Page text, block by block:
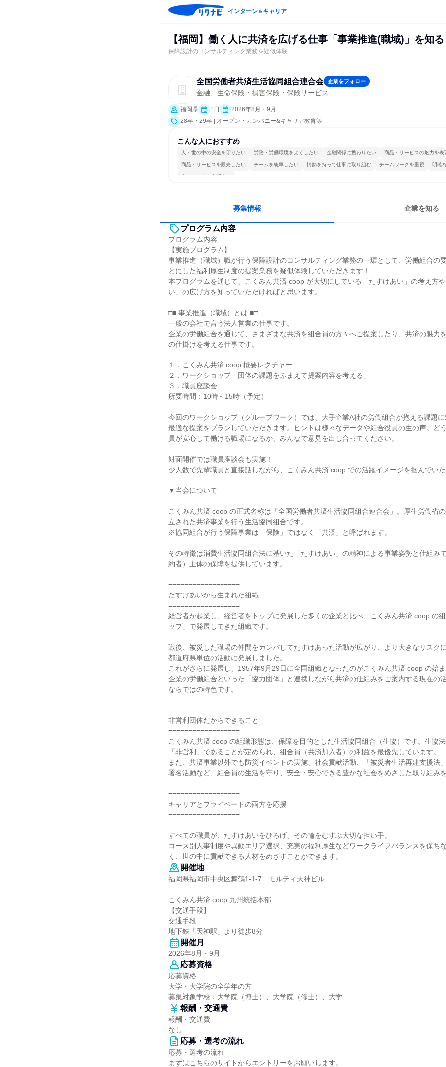
インターン＆キャリア
【福岡】働く人に共済を広げる仕事「事業推進(職域)」を知る
保障設計のコンサルティング業務を疑似体験
全国労働者共済生活協同組合連合会 企業をフォロー
金融、生命保険・損害保険・保険サービス
福岡県 1日
2026年8月・9月
28卒・29卒 | オープン・カンパニー&キャリア教育等
こんな人におすすめ
人・世の中の安全を守りたい 労務・労働環境をよくしたい 金融関係に携わりたい 商品・サービスの魅力を表
商品・サービスを販売したい チームを統率したい 情熱を持って仕事に取り組む チームワークを重視 明確
人とたくさん会話する
募集情報 企業を知る
プログラム内容
プログラム内容
【実施プログラム】
事業推進（職域）職が行う保障設計のコンサルティング業務の一環として、労働組合の
とにした福利厚生制度の提案業務を疑似体験していただきます！
本プログラムを通じて、こくみん共済 coop が大切にしている「たすけあい」の考え方
い」の広げ方を知っていただければと思います。
□■ 事業推進（職域）とは ■□
一般の会社で言う法人営業の仕事です。
企業の労働組合を通じて、さまざまな共済を組合員の方々へご提案したり、共済の魅力
の仕掛けを考える仕事です。
１．こくみん共済 coop 概要レクチャー
２．ワークショップ「団体の課題をふまえて提案内容を考える」
３．職員座談会
所要時間：10時～15時（予定）
今回のワークショップ（グループワーク）では、大手企業A社の労働組合が抱える課題に
最適な提案をプランしていただきます。ヒントは様々なデータや組合役員の生の声。ど
員が安心して働ける職場になるか、みんなで意見を出し合ってください。
対面開催では職員座談会も実施！
少人数で先輩職員と直接話しながら、こくみん共済 coop での活躍イメージを掴んでいた
▼当会について
こくみん共済 coop の正式名称は「全国労働者共済生活協同組合連合会」。厚生労働省
立された共済事業を行う生活協同組合です。
※協同組合が行う保障事業は「保険」ではなく「共済」と呼ばれます。
その特徴は消費生活協同組合法に基いた「たすけあい」の精神による事業姿勢と仕組み
約者）主体の保障を提供しています。
==================
たすけあいから生まれた組織
==================
経営者が起業し、経営者をトップに発展した多くの企業と比べ、こくみん共済 coop の
ップ」で発展してきた組織です。
戦後、被災した職場の仲間をカンパしてたすけあった活動が広がり、より大きなリスク
都道府県単位の活動に発展しました。
これがさらに発展し、1957年9月29日に全国組織となったのがこくみん共済 coop の始ま
企業の労働組合といった「協力団体」と連携しながら共済の仕組みをご案内する現在の
ならではの特色です。
==================
非営利団体だからできること
==================
こくみん共済 coop の組織形態は、保障を目的とした生活協同組合（生協）です。生協
「非営利」であることが定められ、組合員（共済加入者）の利益を最優先しています。
また、共済事業以外でも防災イベントの実施、社会貢献活動、「被災者生活再建支援法
署名活動など、組合員の生活を守り、安全・安心できる豊かな社会をめざした取り組みを
==================
キャリアとプライベートの両方を応援
==================
すべての職員が、たすけあいをひろげ、その輪をむすぶ大切な担い手。
コース別人事制度や異動エリア選択、充実の福利厚生などワークライフバランスを保ち
く、世の中に貢献できる人材をめざすことができます。
開催地
福岡県福岡市中央区舞鶴1-1-7 モルティ天神ビル
こくみん共済 coop 九州統括本部
【交通手段】
交通手段
地下鉄「天神駅」より徒歩8分
開催月
2026年8月・9月
応募資格
応募資格
大学・大学院の全学年の方
募集対象学校：大学院（博士）、大学院（修士）、大学
報酬・交通費
報酬・交通費
なし
応募・選考の流れ
応募・選考の流れ
まずはこちらのサイトからエントリーをお願いします。